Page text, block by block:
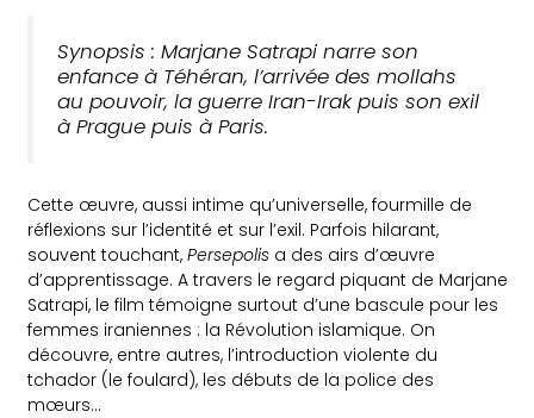
Synopsis : Marjane Satrapi narre son
enfance à Téhéran, l’arrivée des mollahs
au pouvoir, la guerre Iran-Irak puis son exil
à Prague puis à Paris.
Cette œuvre, aussi intime qu’universelle, fourmille de
réflexions sur l’identité et sur l’exil. Parfois hilarant,
souvent touchant,Persepolis a des airs d’œuvre
d’apprentissage. A travers le regard piquant de Marjane
Satrapi, le film témoigne surtout d’une bascule pour les
femmes iraniennes : la Révolution islamique. On
découvre, entre autres, l’introduction violente du
tchador (le foulard), les débuts de la police des
mœurs…